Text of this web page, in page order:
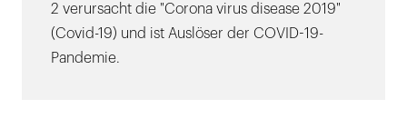
2 verursacht die "Corona virus disease 2019"
(Covid-19) und ist Auslöser der COVID-19-
Pandemie.